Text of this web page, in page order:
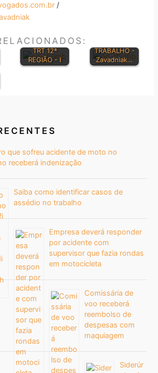
/
BOLETIM DE
SUMULAS
TRT 12ª
REGIÃO - I
TRABALHO -
Zavadniak…
que sofreu acidente de moto no
receberá indenização
Saiba como identificar casos de
assédio no trabalho
Empresa deverá responder
por acidente com
supervisor que fazia rondas
em motocicleta
Comissária de
voo receberá
reembolso de
despesas com
maquiagem
Siderúr